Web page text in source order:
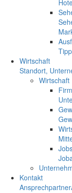
Wirtschaft
Standort,
Wirtschaft
Kontakt
Ansprechpartner